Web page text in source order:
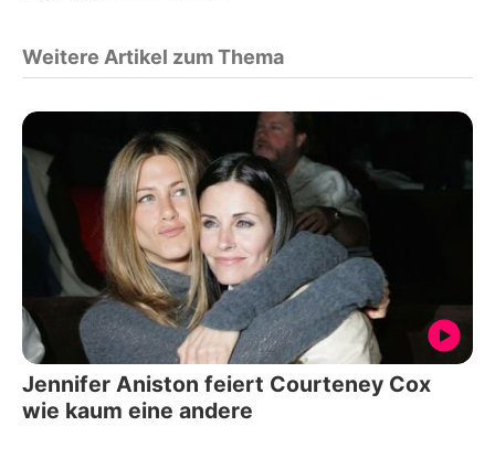
Weitere Artikel zum Thema
Jennifer Aniston feiert Courteney Cox
wie kaum eine andere